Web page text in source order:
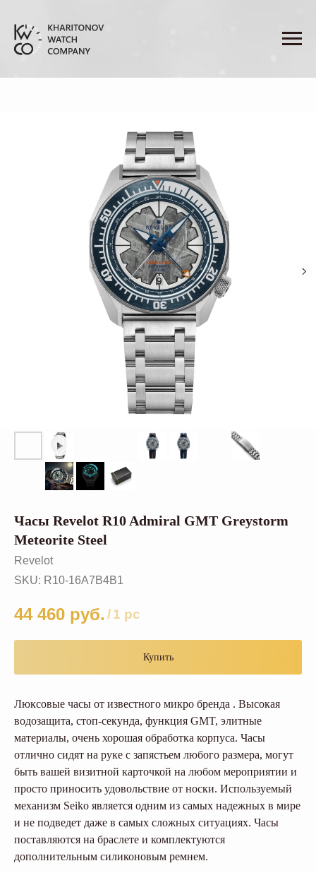
Часы Revelot R10 Admiral GMT Greystorm
Meteorite Steel
Revelot
SKU: R10-16A7B4B1
44 460 руб. /1 pc
Купить
Люксовые часы от известного микро бренда . Высокая
водозащита, стоп-секунда, функция GMT, элитные
материалы, очень хорошая обработка корпуса. Часы
отлично сидят на руке с запястьем любого размера, могут
быть вашей визитной карточкой на любом мероприятии и
просто приносить удовольствие от носки. Используемый
механизм Seiko является одним из самых надежных в мире
и не подведет даже в самых сложных ситуациях. Часы
поставляются на браслете и комплектуются
дополнительным силиконовым ремнем.